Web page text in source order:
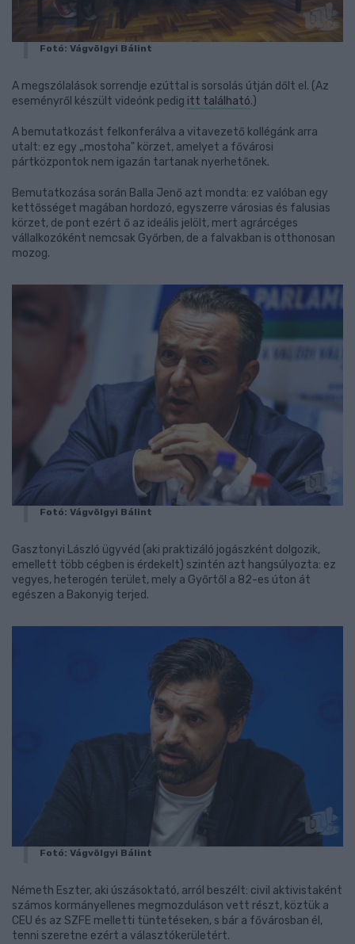
Fotó: Vágvölgyi Bálint
A megszólalások sorrendje ezúttal is sorsolás útján dőlt el. (Az
eseményről készült videónk pedig itt található.)
A bemutatkozást felkonferálva a vitavezető kollégánk arra
utalt: ez egy „mostoha" körzet, amelyet a fővárosi
pártközpontok nem igazán tartanak nyerhetőnek.
Bemutatkozása során Balla Jenő azt mondta: ez valóban egy
kettősséget magában hordozó, egyszerre városias és falusias
körzet, de pont ezért ő az ideális jelölt, mert agrárcéges
vállalkozóként nemcsak Győrben, de a falvakban is otthonosan
mozog.
Fotó: Vágvölgyi Bálint
Gasztonyi László ügyvéd (aki praktizáló jogászként dolgozik,
emellett több cégben is érdekelt) szintén azt hangsúlyozta: ez
vegyes, heterogén terület, mely a Győrtől a 82-es úton át
egészen a Bakonyig terjed.
Fotó: Vágvölgyi Bálint
Németh Eszter, aki úszásoktató, arról beszélt: civil aktivistaként
számos kormányellenes megmozduláson vett részt, köztük a
CEU és az SZFE melletti tüntetéseken, s bár a fővárosban él,
tenni szeretne ezért a választókerületért.